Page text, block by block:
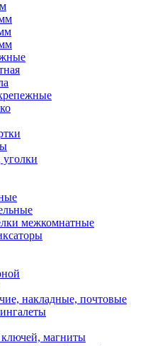
межкомнатные
накладные, почтовые
ключей, магниты